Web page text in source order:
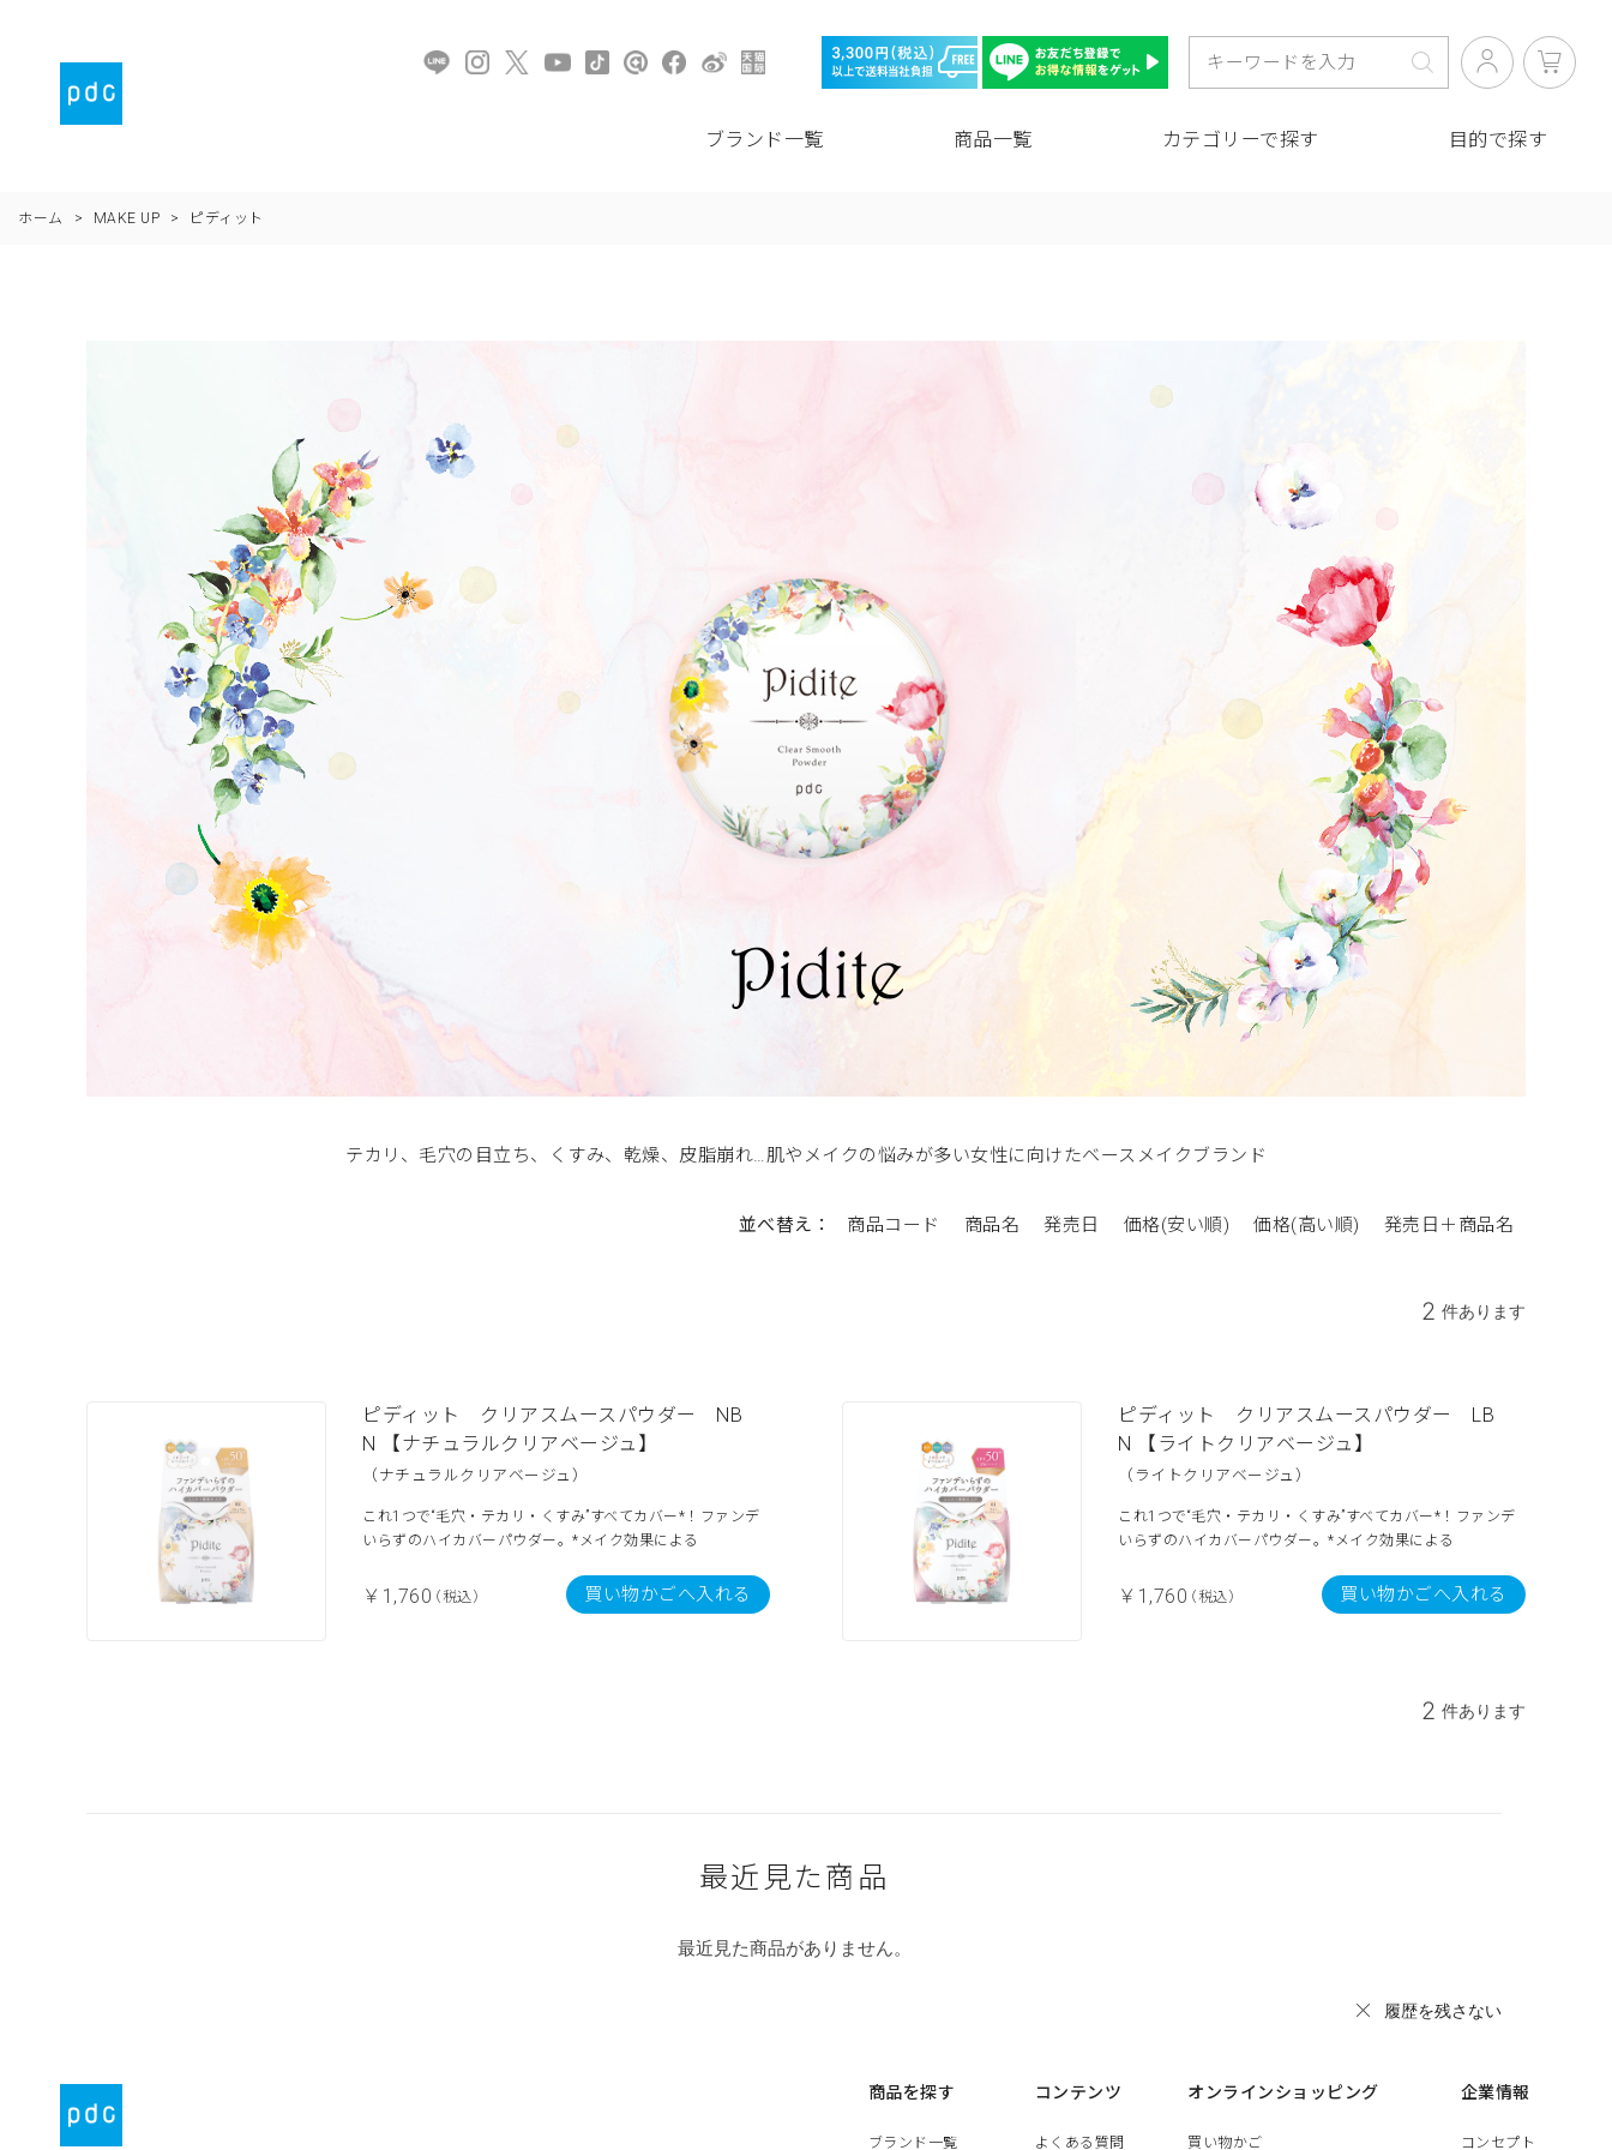
ブランド一覧 商品一覧 カテゴリーで探す 目的で探す
ホーム > MAKE UP > ピディット
テカリ、毛穴の目立ち、くすみ、乾燥、皮脂崩れ…肌やメイクの悩みが多い女性に向けたベースメイクブランド
並べ替え： 商品コード 商品名 発売日 価格(安い順) 価格(高い順) 発売日＋商品名
2 件あります
ピディット クリアスムースパウダー NB
N 【ナチュラルクリアベージュ】
（ナチュラルクリアベージュ）
これ1つで“毛穴・テカリ・くすみ”すべてカバー*！ファンデ
いらずのハイカバーパウダー。*メイク効果による
￥1,760（税込） 買い物かごへ入れる
ピディット クリアスムースパウダー LB
N 【ライトクリアベージュ】
（ライトクリアベージュ）
これ1つで“毛穴・テカリ・くすみ”すべてカバー*！ファンデ
いらずのハイカバーパウダー。*メイク効果による
￥1,760（税込） 買い物かごへ入れる
2 件あります
最近見た商品
最近見た商品がありません。
履歴を残さない
商品を探す
ブランド一覧
コンテンツ
よくある質問
オンラインショッピング
買い物かご
企業情報
コンセプト